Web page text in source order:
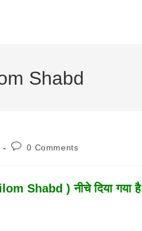
Shabd
Post0 Comments
Shabd ) नीचे दिया गया है |